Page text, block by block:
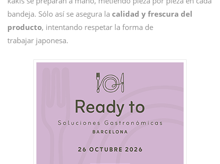
bandeja. Sólo así se asegura la calidad y frescura del
producto, intentando respetar la forma de
trabajar japonesa.